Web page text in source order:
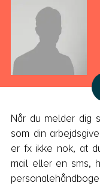
Når du melder dig
som din
er fx ikke nok, at
mail eller en sms,